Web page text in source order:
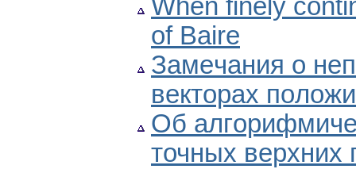
When finely
of Baire
Зaмeчaния о
вeктopax
Об
точных верхних